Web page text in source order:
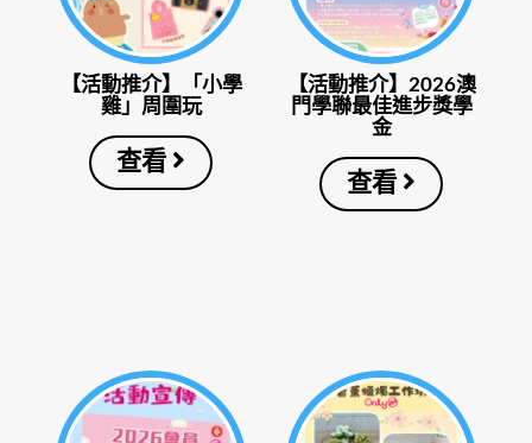
【活動推介】「小學
雞」周圍玩
查看
【活動推介】2026澳
門學聯最佳進步獎學
金
查看